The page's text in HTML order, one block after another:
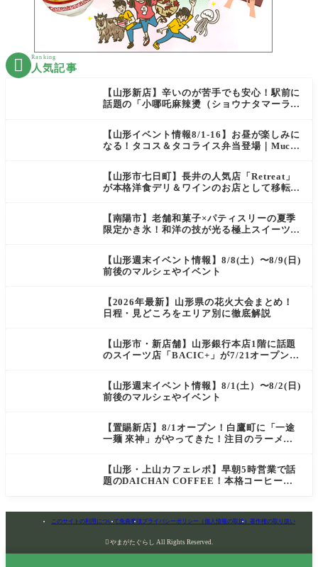
 Ranking
人気記事
【山形新店】辛いのが苦手でも安心！駅前に
話題の「小哪吒麻辣燙（ショウナタマーラー
【山形イベント情報8/1-16】お昼が楽しみに
なる！タコス＆タコライス弁当登場｜Mucha
【山形市七日町】長井の人気店「Retreat」
が本格洋食デリ＆ワインのお店として移転オ
【南陽市】老舗和菓子×パティスリーの夏季
限定かき氷！和洋の技が光る極上スイーツ｜
【山形週末イベント情報】8/8(土）〜8/9(日)
前後のマルシェやイベント
【2026年最新】山形県の花火大会まとめ！
日程・見どころをエリア別に徹底解説
【山形市・新店舗】山形銀行本店1階に話題
のスイーツ店「BACIC+」が7/21オープン！
【山形週末イベント情報】8/1(土）〜8/2(日)
前後のマルシェやイベント
【置賜新店】8/1オープン！白鷹町に「一途
一麺 來神」がやってきた！注目のラーメン
【山形・上山カフェレポ】早朝5時営業で話
題のDAICHAN COFFEE！本格コーヒーを
このサイトの利用について免責事項プライバシーポリシー（個人情報の取扱） 著作権の取り扱い
 やまがたぐらし All Rights Reserved.